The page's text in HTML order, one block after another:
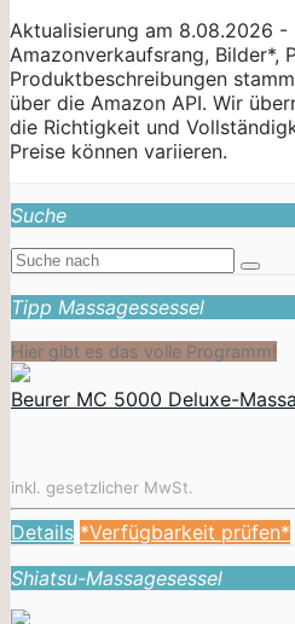
Aktualisierung am 8.08.2026 -
Amazonverkaufsrang, Bilder*,
Produktbeschreibungen
über die Amazon API. Wir
die Richtigkeit und
Preise können variieren.
Suche
Tipp Massagessessel
Hier gibt es das volle Programm!
Beurer MC 5000 Deluxe-
inkl. gesetzlicher MwSt.
Details *Verfügbarkeit prüfen*
Shiatsu-Massagesessel